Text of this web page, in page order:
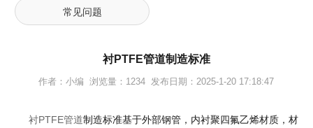
常见问题
衬PTFE管道制造标准
作者：小编 浏览量：1234 发布日期：2025-1-20 17:18:47
衬PTFE管道制造标准基于外部钢管，内衬聚四氟乙烯材质，材